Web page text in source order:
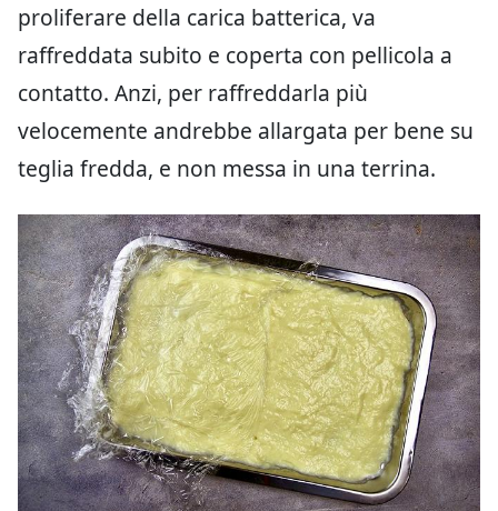
proliferare della carica batterica, va
raffreddata subito e coperta con pellicola a
contatto. Anzi, per raffreddarla più
velocemente andrebbe allargata per bene su
teglia fredda, e non messa in una terrina.